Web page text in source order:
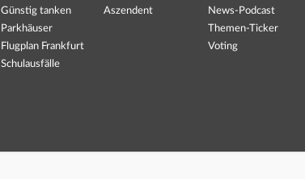
Günstig tanken
Parkhäuser
Flugplan Frankfurt
Schulausfälle
Aszendent
News-Podcast
Themen-Ticker
Voting